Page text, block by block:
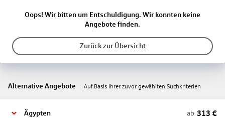
Oops! Wir bitten um Entschuldigung. Wir konnten keine
Angebote finden.
Zurück zur Übersicht
Alternative Angebote Auf Basis Ihrer zuvor gewählten Suchkriterien
Ägypten ab 313 €